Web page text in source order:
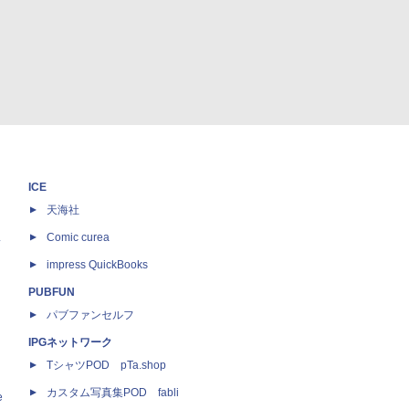
ICE
天海社
Comic curea
impress QuickBooks
PUBFUN
パブファンセルフ
IPGネットワーク
TシャツPOD pTa.shop
カスタム写真集POD fabli